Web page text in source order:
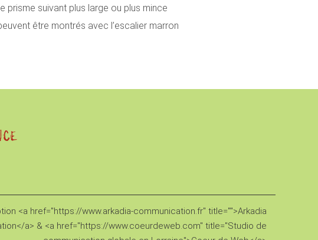
prisme suivant plus large ou plus mince
être montrés avec l’escalier marron
<a href="https://www.arkadia-communication.fr" title="">Arkadia
a> & <a href="https://www.coeurdeweb.com" title="Studio de